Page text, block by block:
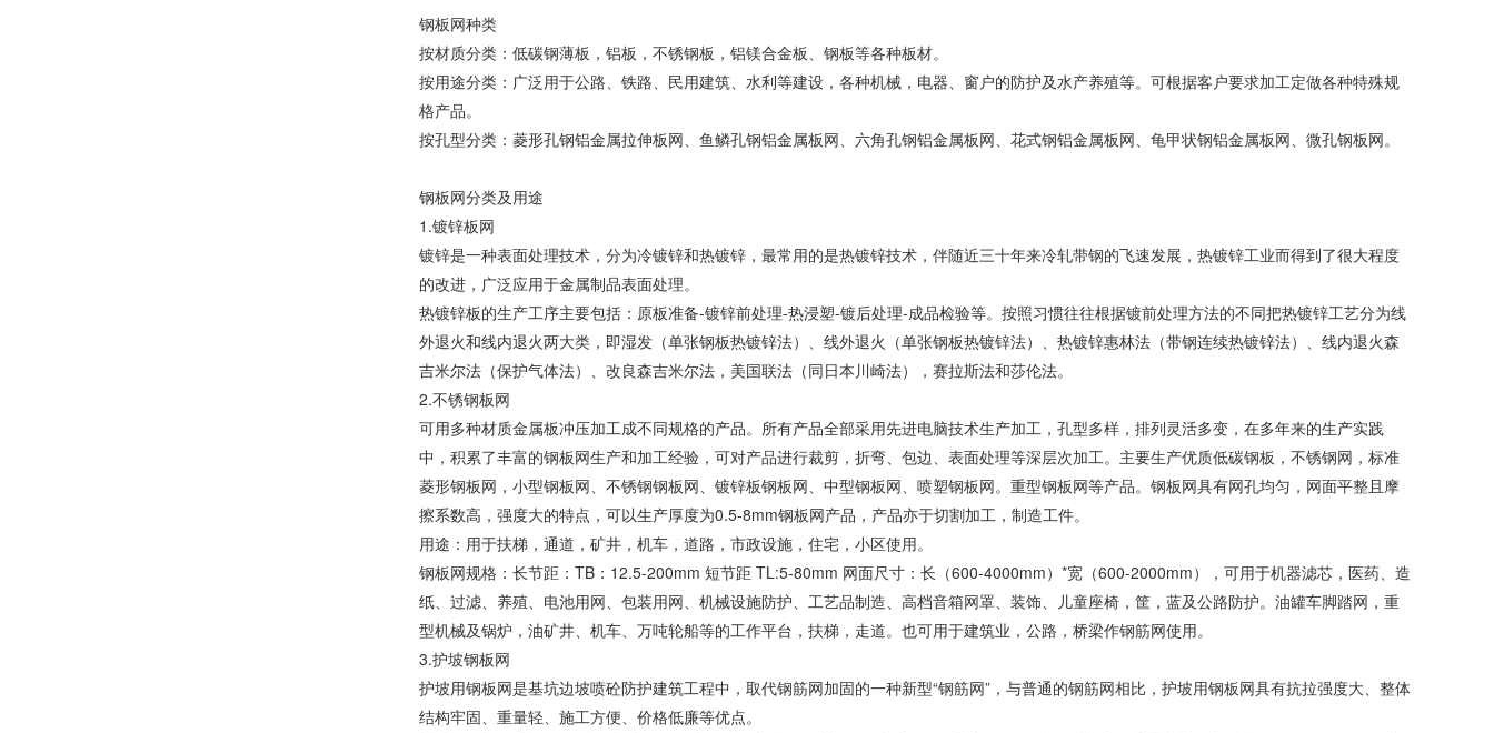
钢板网种类
按材质分类：低碳钢薄板，铝板，不锈钢板，铝镁合金板、钢板等各种板材。
按用途分类：广泛用于公路、铁路、民用建筑、水利等建设，各种机械，电器、窗户的防护及水产养殖等。可根据客户要求加工定做各种特殊规
格产品。
按孔型分类：菱形孔钢铝金属拉伸板网、鱼鳞孔钢铝金属板网、六角孔钢铝金属板网、花式钢铝金属板网、龟甲状钢铝金属板网、微孔钢板网。
钢板网分类及用途
1.镀锌板网
镀锌是一种表面处理技术，分为冷镀锌和热镀锌，最常用的是热镀锌技术，伴随近三十年来冷轧带钢的飞速发展，热镀锌工业而得到了很大程度
的改进，广泛应用于金属制品表面处理。
热镀锌板的生产工序主要包括：原板准备-镀锌前处理-热浸塑-镀后处理-成品检验等。按照习惯往往根据镀前处理方法的不同把热镀锌工艺分为线
外退火和线内退火两大类，即湿发（单张钢板热镀锌法）、线外退火（单张钢板热镀锌法）、热镀锌惠林法（带钢连续热镀锌法）、线内退火森
吉米尔法（保护气体法）、改良森吉米尔法，美国联法（同日本川崎法），赛拉斯法和莎伦法。
2.不锈钢板网
可用多种材质金属板冲压加工成不同规格的产品。所有产品全部采用先进电脑技术生产加工，孔型多样，排列灵活多变，在多年来的生产实践
中，积累了丰富的钢板网生产和加工经验，可对产品进行裁剪，折弯、包边、表面处理等深层次加工。主要生产优质低碳钢板，不锈钢网，标准
菱形钢板网，小型钢板网、不锈钢钢板网、镀锌板钢板网、中型钢板网、喷塑钢板网。重型钢板网等产品。钢板网具有网孔均匀，网面平整且摩
擦系数高，强度大的特点，可以生产厚度为0.5-8mm钢板网产品，产品亦于切割加工，制造工件。
用途：用于扶梯，通道，矿井，机车，道路，市政设施，住宅，小区使用。
钢板网规格：长节距：TB：12.5-200mm 短节距 TL:5-80mm 网面尺寸：长（600-4000mm）*宽（600-2000mm），可用于机器滤芯，医药、造
纸、过滤、养殖、电池用网、包装用网、机械设施防护、工艺品制造、高档音箱网罩、装饰、儿童座椅，筐，蓝及公路防护。油罐车脚踏网，重
型机械及锅炉，油矿井、机车、万吨轮船等的工作平台，扶梯，走道。也可用于建筑业，公路，桥梁作钢筋网使用。
3.护坡钢板网
护坡用钢板网是基坑边坡喷砼防护建筑工程中，取代钢筋网加固的一种新型“钢筋网”，与普通的钢筋网相比，护坡用钢板网具有抗拉强度大、整体
结构牢固、重量轻、施工方便、价格低廉等优点。